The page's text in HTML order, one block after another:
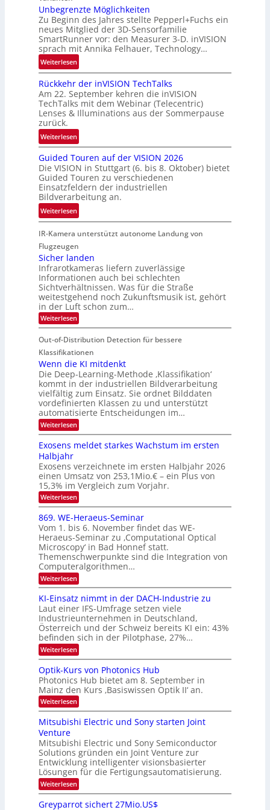
a
u
m
f
a
h
r
t
t
e
c
h
i
k
t
n
e
r
s
c
h
a
f
t
i
s
c
h
e
n
4
K
-
M
e
m
s
u
n
d
M
a
n
t
i
S
p
e
c
t
r
Unbegrenzte Möglichkeiten
Zu Beginn des Jahres stellte Pepperl+Fuchs ein
neues Mitglied der 3D-Sensorfamilie
SmartRunner vor: den Measurer 3-D. inVISION
sprach mit Annika Felhauer, Technology…
Weiterlesen:
U
n
b
e
g
r
e
z
t
e
M
ö
g
l
i
c
h
k
e
i
t
e
Rückkehr der inVISION TechTalks
Am 22. September kehren die inVISION
TechTalks mit dem Webinar (Telecentric)
Lenses & Illuminations aus der Sommerpause
zurück.
Weiterlesen:
R
ü
c
k
k
e
h
d
e
r
i
n
V
I
S
I
O
N
T
e
c
h
T
a
l
k
Guided Touren auf der VISION 2026
Die VISION in Stuttgart (6. bis 8. Oktober) bietet
Guided Touren zu verschiedenen
Einsatzfeldern der industriellen
Bildverarbeitung an.
Weiterlesen:
G
u
i
d
e
d
T
o
u
r
u
d
e
r
V
S
O
N
2
0
2
6
IR-Kamera unterstützt autonome Landung von
Flugzeugen
Sicher landen
Infrarotkameras liefern zuverlässige
Informationen auch bei schlechten
Sichtverhältnissen. Was für die Straße
weitestgehend noch Zukunftsmusik ist, gehört
in der Luft schon zum…
Weiterlesen:
S
c
h
l
a
n
d
e
n
Out-of-Distribution Detection für bessere
Klassifikationen
Wenn die KI mitdenkt
Die Deep-Learning-Methode ‚Klassifikation‘
kommt in der industriellen Bildverarbeitung
vielfältig zum Einsatz. Sie ordnet Bilddaten
vordefinierten Klassen zu und unterstützt
automatisierte Entscheidungen im…
Weiterlesen:
W
n
d
i
e
K
I
m
i
t
d
e
n
k
t
Exosens meldet starkes Wachstum im ersten
Halbjahr
Exosens verzeichnete im ersten Halbjahr 2026
einen Umsatz von 253,1Mio.€ – ein Plus von
15,3% im Vergleich zum Vorjahr.
Weiterlesen:
E
x
o
s
e
n
s
m
e
l
d
e
t
s
t
a
r
k
e
W
a
c
h
s
u
i
m
e
r
s
t
e
n
869. WE-Heraeus-Seminar
Vom 1. bis 6. November findet das WE-
Heraeus-Seminar zu ‚Computational Optical
Microscopy‘ in Bad Honnef statt.
Themenschwerpunkte sind die Integration von
Computeralgorithmen…
Weiterlesen:
8
9
.
W
E
-
H
e
r
a
e
u
s
-
S
e
n
a
r
KI-Einsatz nimmt in der DACH-Industrie zu
Laut einer IFS-Umfrage setzen viele
Industrieunternehmen in Deutschland,
Österreich und der Schweiz bereits KI ein: 43%
befinden sich in der Pilotphase, 27%…
Weiterlesen:
K
-
E
i
n
s
a
t
n
m
m
t
i
n
d
Optik-Kurs von Photonics Hub
Photonics Hub bietet am 8. September in
Mainz den Kurs ‚Basiswissen Optik II‘ an.
Weiterlesen:
O
p
t
k
-
K
u
r
s
v
o
Mitsubishi Electric und Sony starten Joint
Venture
Mitsubishi Electric und Sony Semiconductor
Solutions gründen ein Joint Venture zur
Entwicklung intelligenter visionsbasierter
Lösungen für die Fertigungsautomatisierung.
Weiterlesen:
M
Greyparrot sichert 27Mio.US$